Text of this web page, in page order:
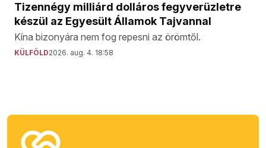
Tizennégy milliárd dolláros fegyverüzletre
készül az Egyesült Államok Tajvannal
Kína bizonyára nem fog repesni az örömtől.
KÜLFÖLD2026. aug. 4. 18:58